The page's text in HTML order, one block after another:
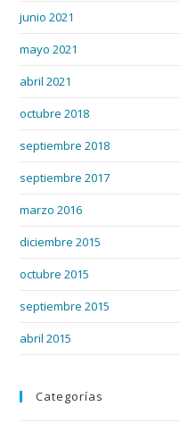
junio 2021
mayo 2021
abril 2021
octubre 2018
septiembre 2018
septiembre 2017
marzo 2016
diciembre 2015
octubre 2015
septiembre 2015
abril 2015
Categorías